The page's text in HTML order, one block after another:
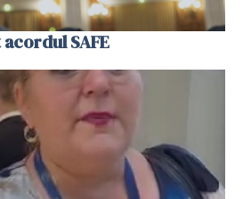
SAFE